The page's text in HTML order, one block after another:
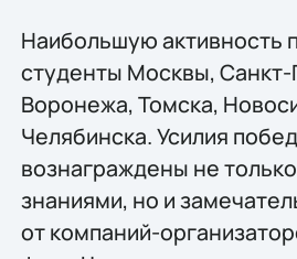
Наибольшую активность
студенты Москвы, Санкт-
Воронежа, Томска,
Челябинска. Усилия
вознаграждены не
знаниями, но и
от компаний-